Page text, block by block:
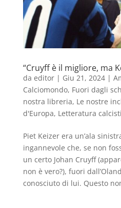
“Cruyff è il migliore, ma
da editor| Giu 21, 2024|
Calciomondo, Fuori dagli
nostra libreria, Le nostre
d'Europa, Letteratura
Piet Keizer era un’ala
ingannevole che, se non
un certo Johan Cruyff
non è vero?), fuori
conosciuto di lui. Questo